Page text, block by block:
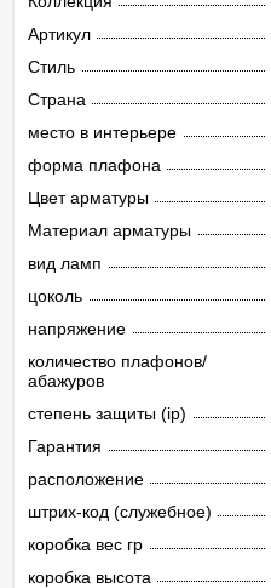
Артикул
Стиль
Страна
место в интерьере
форма плафона
Цвет арматуры
Материал арматуры
вид ламп
цоколь
напряжение
количество плафонов/
абажуров
степень защиты (ip)
Гарантия
расположение
штрих-код (служебное)
коробка вес гр
коробка высота